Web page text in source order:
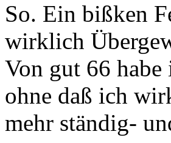
So. Ein bißken
wirklich
Von gut 66
ohne daß ich
mehr ständig-